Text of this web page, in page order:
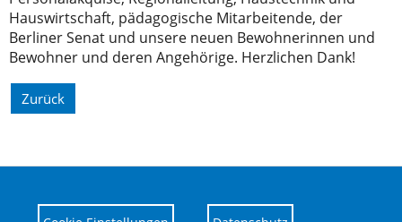
Hauswirtschaft, pädagogische Mitarbeitende, der
Berliner Senat und unsere neuen Bewohnerinnen und
Bewohner und deren Angehörige. Herzlichen Dank!
Zurück